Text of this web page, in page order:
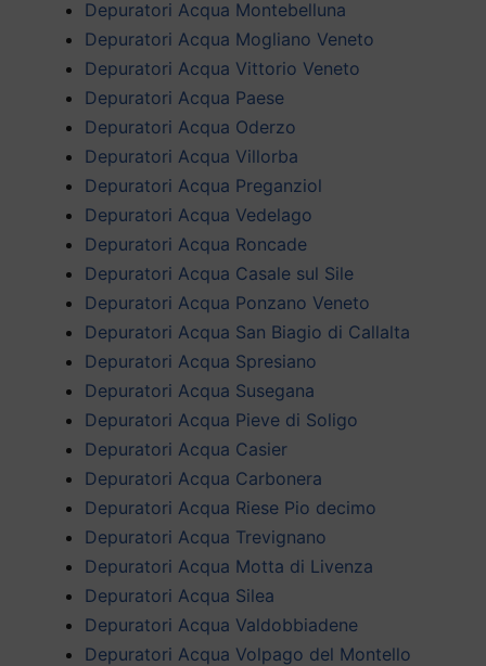
Depuratori Acqua Montebelluna
Depuratori Acqua Mogliano Veneto
Depuratori Acqua Vittorio Veneto
Depuratori Acqua Paese
Depuratori Acqua Oderzo
Depuratori Acqua Villorba
Depuratori Acqua Preganziol
Depuratori Acqua Vedelago
Depuratori Acqua Roncade
Depuratori Acqua Casale sul Sile
Depuratori Acqua Ponzano Veneto
Depuratori Acqua San Biagio di Callalta
Depuratori Acqua Spresiano
Depuratori Acqua Susegana
Depuratori Acqua Pieve di Soligo
Depuratori Acqua Casier
Depuratori Acqua Carbonera
Depuratori Acqua Riese Pio decimo
Depuratori Acqua Trevignano
Depuratori Acqua Motta di Livenza
Depuratori Acqua Silea
Depuratori Acqua Valdobbiadene
Depuratori Acqua Volpago del Montello